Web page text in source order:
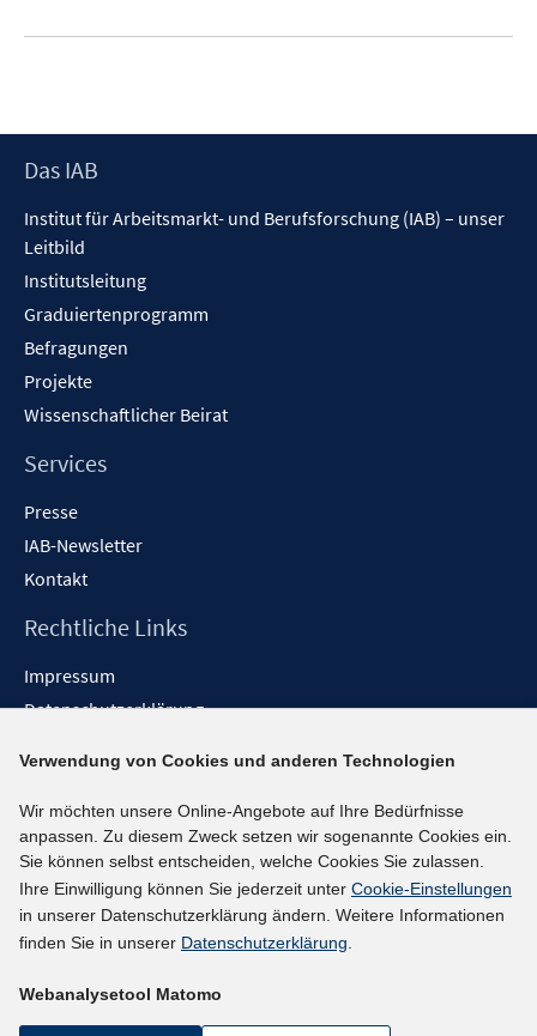
Footer
Das IAB
Institut für Arbeitsmarkt- und Berufsforschung (IAB) – unser
Leitbild
Institutsleitung
Graduiertenprogramm
Befragungen
Projekte
Wissenschaftlicher Beirat
Services
Presse
IAB-Newsletter
Kontakt
Rechtliche Links
Impressum
Datenschutzerklärung
Barrieren melden
Social-Media-Kanäle
BlueSky
YouTube
LinkedIn
kununu
Verwendung von Cookies und anderen Technologien
Wir möchten unsere Online-Angebote auf Ihre Bedürfnisse
anpassen. Zu diesem Zweck setzen wir sogenannte Cookies ein.
Sie können selbst entscheiden, welche Cookies Sie zulassen.
Ihre Einwilligung können Sie jederzeit unter Cookie-Einstellungen
in unserer Datenschutzerklärung ändern. Weitere Informationen
finden Sie in unserer Datenschutzerklärung.
Webanalysetool Matomo